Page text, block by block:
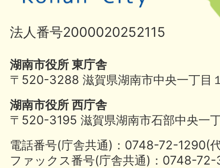
法人番号2000020252115
湖南市役所 東庁舎
〒520-3288 滋賀県湖南市中央一丁目
湖南市役所 西庁舎
〒520-3195 滋賀県湖南市石部中央一
電話番号(庁舎共通)：0748-72-
ファックス番号(庁舎共通)：0748-